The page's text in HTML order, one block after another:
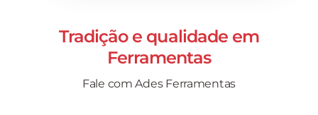
Tradição e qualidade em
Ferramentas
Fale com Ades Ferramentas